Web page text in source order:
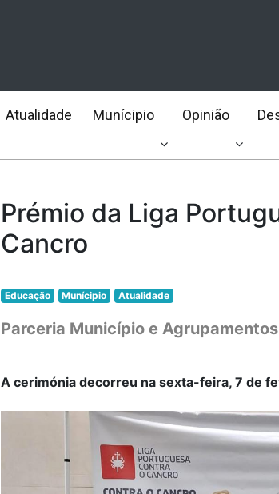
Atualidade Munícipio Opinião
Prémio da Liga
Cancro
Educação Munícipio Atualidade
Parceria Município e
A cerimónia decorreu na sexta-feira, 7 de